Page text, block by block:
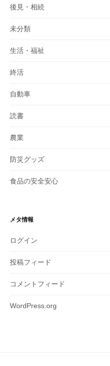
後見・相続
未分類
生活・福祉
終活
自動車
読書
農業
防災グッズ
食品の安全安心
メタ情報
ログイン
投稿フィード
コメントフィード
WordPress.org